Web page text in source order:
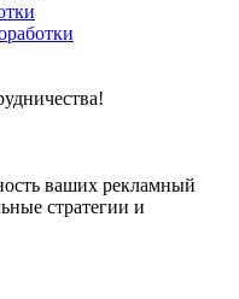
ваших рекламный
стратегии и